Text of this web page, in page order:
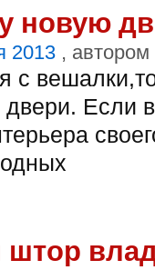
новую
2013 , автором
с
двери. Если